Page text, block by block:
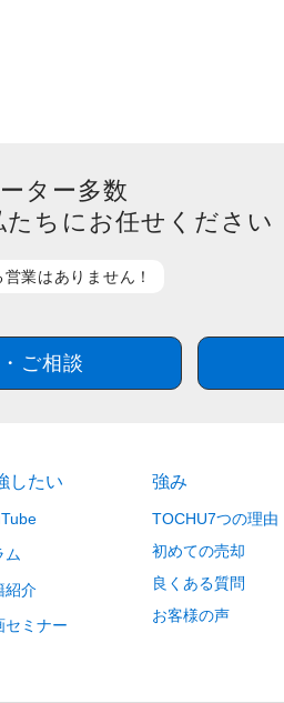
ター多数
ち にお任せください
営業はありません！
ご相談
したい
ム
紹介
セミナー
強み
TOCHU7つの理由
初めての売却
良くある質問
お客様の声